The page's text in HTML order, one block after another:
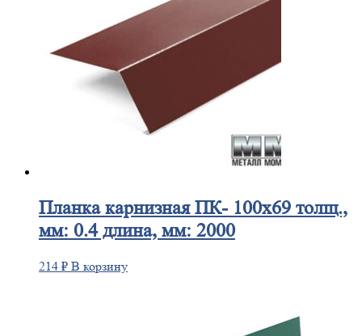
Планкакарнизная ПК- 100х69 толщ.,
мм: 0.4 длина, мм: 2000
214 ₽ В корзину